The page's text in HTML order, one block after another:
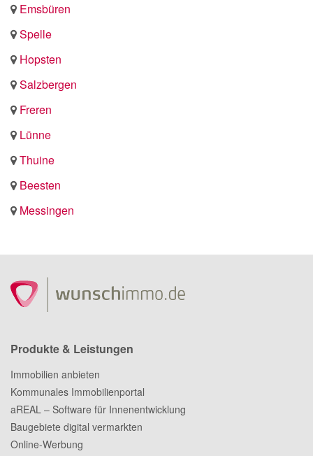
Emsbüren
Spelle
Hopsten
Salzbergen
Freren
Lünne
Thuine
Beesten
Messingen
Produkte & Leistungen
Immobilien anbieten
Kommunales Immobilienportal
aREAL – Software für Innenentwicklung
Baugebiete digital vermarkten
Online-Werbung